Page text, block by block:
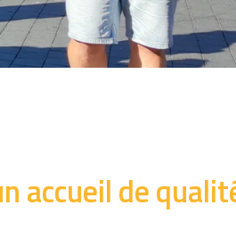
accueil de